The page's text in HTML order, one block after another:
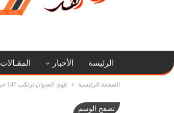
الرئيسة الأخبار المقـالات
الصفحة الرئيسية قوى العدوان ترتكب 147 خرقا لاتفاق التهدئة في الحديدة
تصفح الوسم